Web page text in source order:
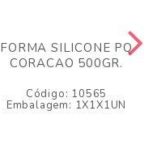
FORMA SILICONE PQ
CORACAO 500GR.
Código: 10565
Embalagem: 1X1X1UN